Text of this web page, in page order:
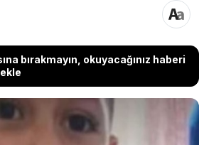
bırakmayın, okuyacağınız haberi